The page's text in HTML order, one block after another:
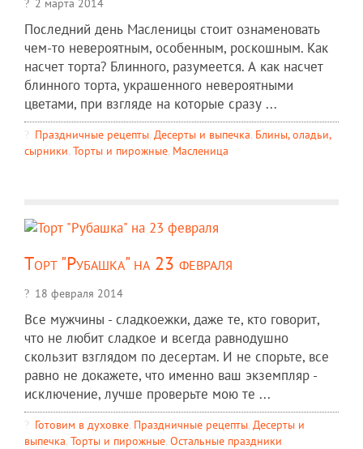
2 марта 2014
Последний день Масленицы стоит ознаменовать
чем-то невероятным, особенным, роскошным. Как
насчет торта? Блинного, разумеется. А как насчет
блинного торта, украшенного невероятными
цветами, при взгляде на которые сразу ...
Праздничные рецепты, Десерты и выпечка, Блины, оладьи,
сырники, Торты и пирожные, Масленица
Торт "Рубашка" на 23 февраля
18 февраля 2014
Все мужчины - сладкоежки, даже те, кто говорит,
что не любит сладкое и всегда равнодушно
скользит взглядом по десертам. И не спорьте, все
равно не докажете, что именно ваш экземпляр -
исключение, лучше проверьте мою те ...
Готовим в духовке, Праздничные рецепты, Десерты и
выпечка, Торты и пирожные, Остальные праздники